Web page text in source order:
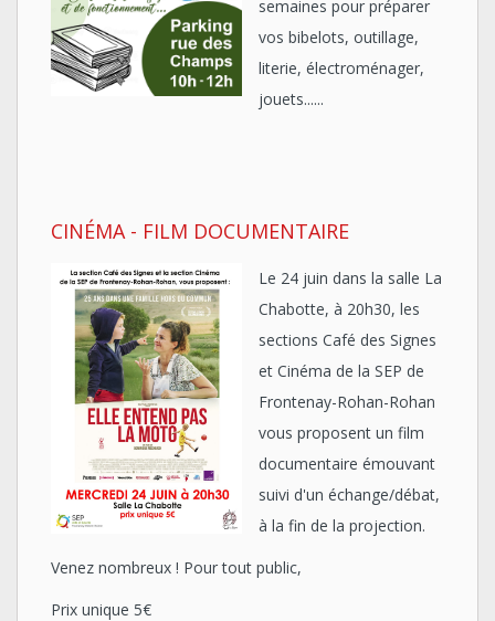
semaines pour préparer
vos bibelots, outillage,
literie, électroménager,
jouets......
CINÉMA - FILM DOCUMENTAIRE
Le 24 juin dans la salle La
Chabotte, à 20h30, les
sections Café des Signes
et Cinéma de la SEP de
Frontenay-Rohan-Rohan
vous proposent un film
documentaire émouvant
suivi d'un échange/débat,
à la fin de la projection.
Venez nombreux ! Pour tout public,
Prix unique 5€